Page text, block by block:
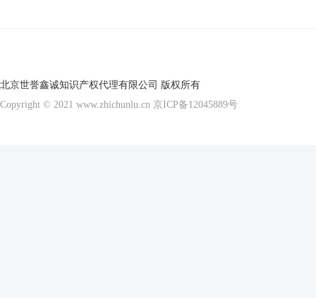
北京世誉鑫诚知识产权代理有限公司 版权所有
Copyright © 2021 www.zhichunlu.cn 京ICP备12045889号